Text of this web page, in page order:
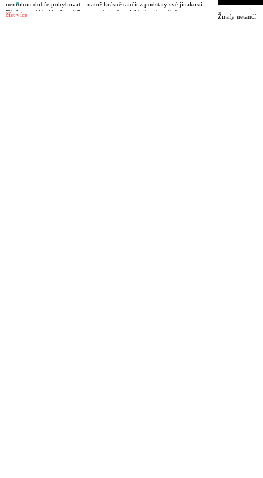
nemohou dobře pohybovat – natož krásně tančit z podstaty své jinakosti.
Představení hledá odpověď na to, zda je fyzická krása skutečně nutnou
podmínkou pro dokonalý taneční výkon či osobní úspěch.
číst více Žirafy netančí